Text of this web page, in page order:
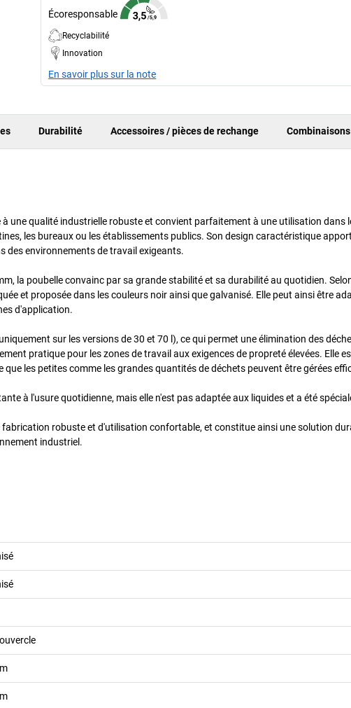
Écoresponsable
Recyclabilité
Innovation
En savoir plus sur la note
Durabilité Accessoires / pièces de rechange Combinaisons
une qualité industrielle robuste et convient parfaitement à une utilisation dans
les bureaux ou les établissements publics. Son design caractéristique
environnements de travail exigeants.
la poubelle convainc par sa grande stabilité et sa durabilité au quotidien.
et proposée dans les couleurs noir ainsi que galvanisé. Elle peut ainsi être
d'application.
sur les versions de 30 et 70 l), ce qui permet une élimination des
pratique pour les zones de travail aux exigences de propreté élevées. Elle
les petites comme les grandes quantités de déchets peuvent être gérées
à l'usure quotidienne, mais elle n'est pas adaptée aux liquides et a été
robuste et d'utilisation confortable, et constitue ainsi une solution
industriel.